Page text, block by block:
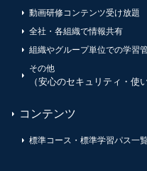
動画研修コンテンツ受け放題
全社・各組織で情報共有
組織やグループ単位での学習
その他
（安心のセキュリティ・使
コンテンツ
標準コース・標準学習パス一